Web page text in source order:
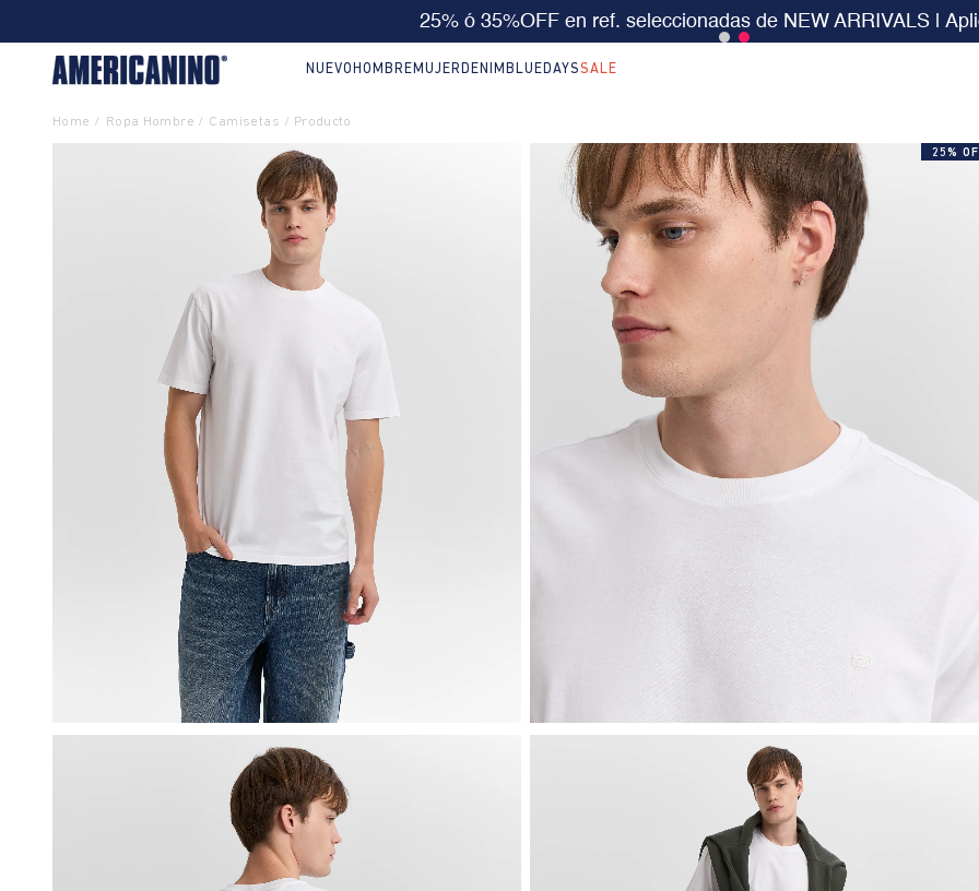
10% EXTRA en compras desde $199.000 | 15% EXTRA desde $400.000 en SALE |
NUEVO HOMBRE MUJER DENIM BLUEDAYSSALE
Ropa Hombre Camisetas
25%